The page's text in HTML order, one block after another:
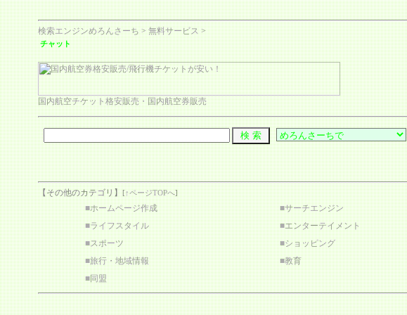
検索エンジンめろんさーち>無料サービス>
チャット
国内航空チケット格安販売・国内航空券販売
【その他のカテゴリ】[↑ページTOPへ]
■ホームページ作成 ■サーチエンジン
■ライフスタイル ■エンターテイメント
■スポーツ ■ショッピング
■旅行・地域情報 ■教育
■同盟